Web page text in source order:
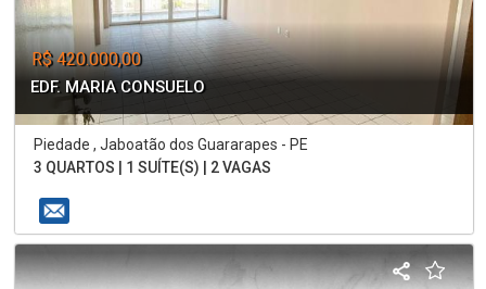
R$ 420.000,00
EDF. MARIA CONSUELO
Piedade , Jaboatão dos Guararapes - PE
3 QUARTOS | 1 SUÍTE(S) | 2 VAGAS